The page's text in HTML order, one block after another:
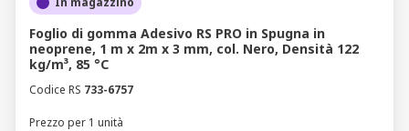
Foglio di gomma Adesivo RS PRO in Spugna in
neoprene, 1 m x 2m x 3 mm, col. Nero, Densità 122
kg/m³, 85 °C
Codice RS 733-6757
Prezzo per 1 unità